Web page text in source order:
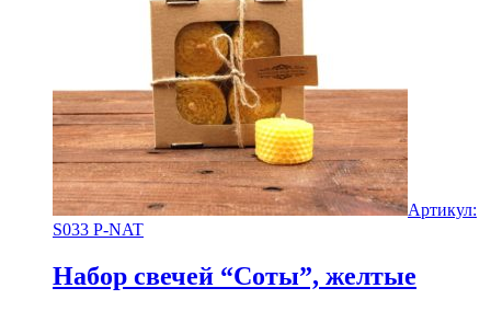
Артикул:
S033 P-NAT
Набор свечей “Соты”, желтые